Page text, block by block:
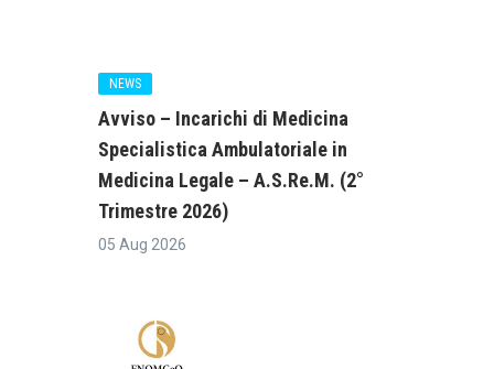
NEWS
Avviso – Incarichi di Medicina
Specialistica Ambulatoriale in
Medicina Legale – A.S.Re.M. (2°
Trimestre 2026)
05 Aug 2026